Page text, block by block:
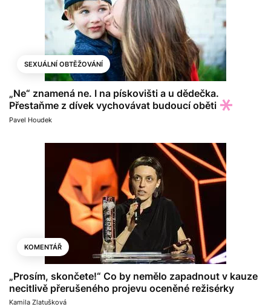
SEXUÁLNÍ OBTĚŽOVÁNÍ
„Ne“ znamená ne. I na pískovišti a u dědečka.
Přestaňme z dívek vychovávat budoucí oběti
Pavel Houdek
KOMENTÁŘ
„Prosím, skončete!“ Co by nemělo zapadnout v kauze
necitlivě přerušeného projevu oceněné režisérky
Kamila Zlatušková